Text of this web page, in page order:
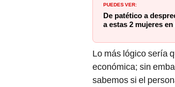
PUEDES VER:
De patético a
a estas 2 mujeres
Lo más lógico sería
económica; sin
sabemos si el